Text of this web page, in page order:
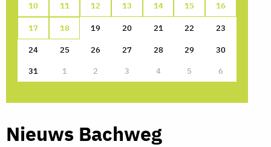
10 11 12 13 14 15 16
17 18 19 20 21 22 23
24 25 26 27 28 29 30
31 1 2 3 4 5 6
Nieuws Bachweg